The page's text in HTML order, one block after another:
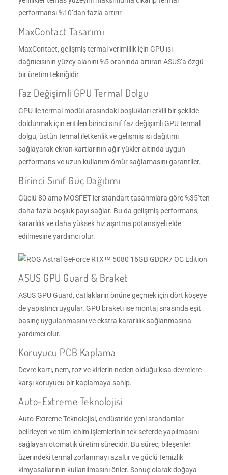
performansı %10’dan fazla artırır.
MaxContact Tasarımı
MaxContact, gelişmiş termal verimlilik için GPU ısı
dağıtıcısının yüzey alanını %5 oranında artıran ASUS’a özgü
bir üretim tekniğidir.
Faz Değişimli GPU Termal Dolgu
GPU ile termal modül arasındaki boşlukları etkili bir şekilde
doldurmak için eritilen birinci sınıf faz değişimli GPU termal
dolgu, üstün termal iletkenlik ve gelişmiş ısı dağıtımı
sağlayarak ekran kartlarının ağır yükler altında uygun
performans ve uzun kullanım ömür sağlamasını garantiler.
Birinci Sınıf Güç Dağıtımı
Güçlü 80 amp MOSFET’ler standart tasarımlara göre %35’ten
daha fazla boşluk payı sağlar. Bu da gelişmiş performans,
kararlılık ve daha yüksek hız aşırtma potansiyeli elde
edilmesine yardımcı olur.
ASUS GPU Guard & Braket
ASUS GPU Guard, çatlakların önüne geçmek için dört köşeye
de yapıştırıcı uygular. GPU braketi ise montaj sırasında eşit
basınç uygulanmasını ve ekstra kararlılık sağlanmasına
yardımcı olur.
Koruyucu PCB Kaplama
Devre kartı, nem, toz ve kirlerin neden olduğu kısa devrelere
karşı koruyucu bir kaplamaya sahip.
Auto-Extreme Teknolojisi
Auto-Extreme Teknolojisi, endüstride yeni standartlar
belirleyen ve tüm lehim işlemlerinin tek seferde yapılmasını
sağlayan otomatik üretim sürecidir. Bu süreç, bileşenler
üzerindeki termal zorlanmayı azaltır ve güçlü temizlik
kimyasallarının kullanılmasını önler. Sonuç olarak doğaya